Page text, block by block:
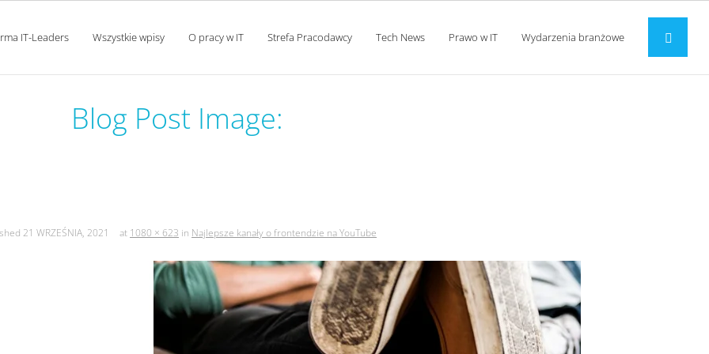
IT-Leaders Wszystkie wpisy O pracy w IT Strefa Pracodawcy Tech News Prawo w IT Wydarzenia branżowe
Blog Post Image:
21 WRZEŚNIA, 2021 at 1080 × 623 in Najlepsze kanały o frontendzie na YouTube